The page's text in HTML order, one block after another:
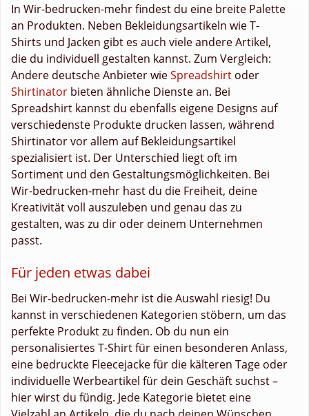
In Wir-bedrucken-mehr findest du eine breite Palette
an Produkten. Neben Bekleidungsartikeln wie T-
Shirts und Jacken gibt es auch viele andere Artikel,
die du individuell gestalten kannst. Zum Vergleich:
Andere deutsche Anbieter wieSpreadshirt oder
Shirtinator bieten ähnliche Dienste an. Bei
Spreadshirt kannst du ebenfalls eigene Designs auf
verschiedenste Produkte drucken lassen, während
Shirtinator vor allem auf Bekleidungsartikel
spezialisiert ist. Der Unterschied liegt oft im
Sortiment und den Gestaltungsmöglichkeiten. Bei
Wir-bedrucken-mehr hast du die Freiheit, deine
Kreativität voll auszuleben und genau das zu
gestalten, was zu dir oder deinem Unternehmen
passt.
Für jeden etwas dabei
Bei Wir-bedrucken-mehr ist die Auswahl riesig! Du
kannst in verschiedenen Kategorien stöbern, um das
perfekte Produkt zu finden. Ob du nun ein
personalisiertes T-Shirt für einen besonderen Anlass,
eine bedruckte Fleecejacke für die kälteren Tage oder
individuelle Werbeartikel für dein Geschäft suchst –
hier wirst du fündig. Jede Kategorie bietet eine